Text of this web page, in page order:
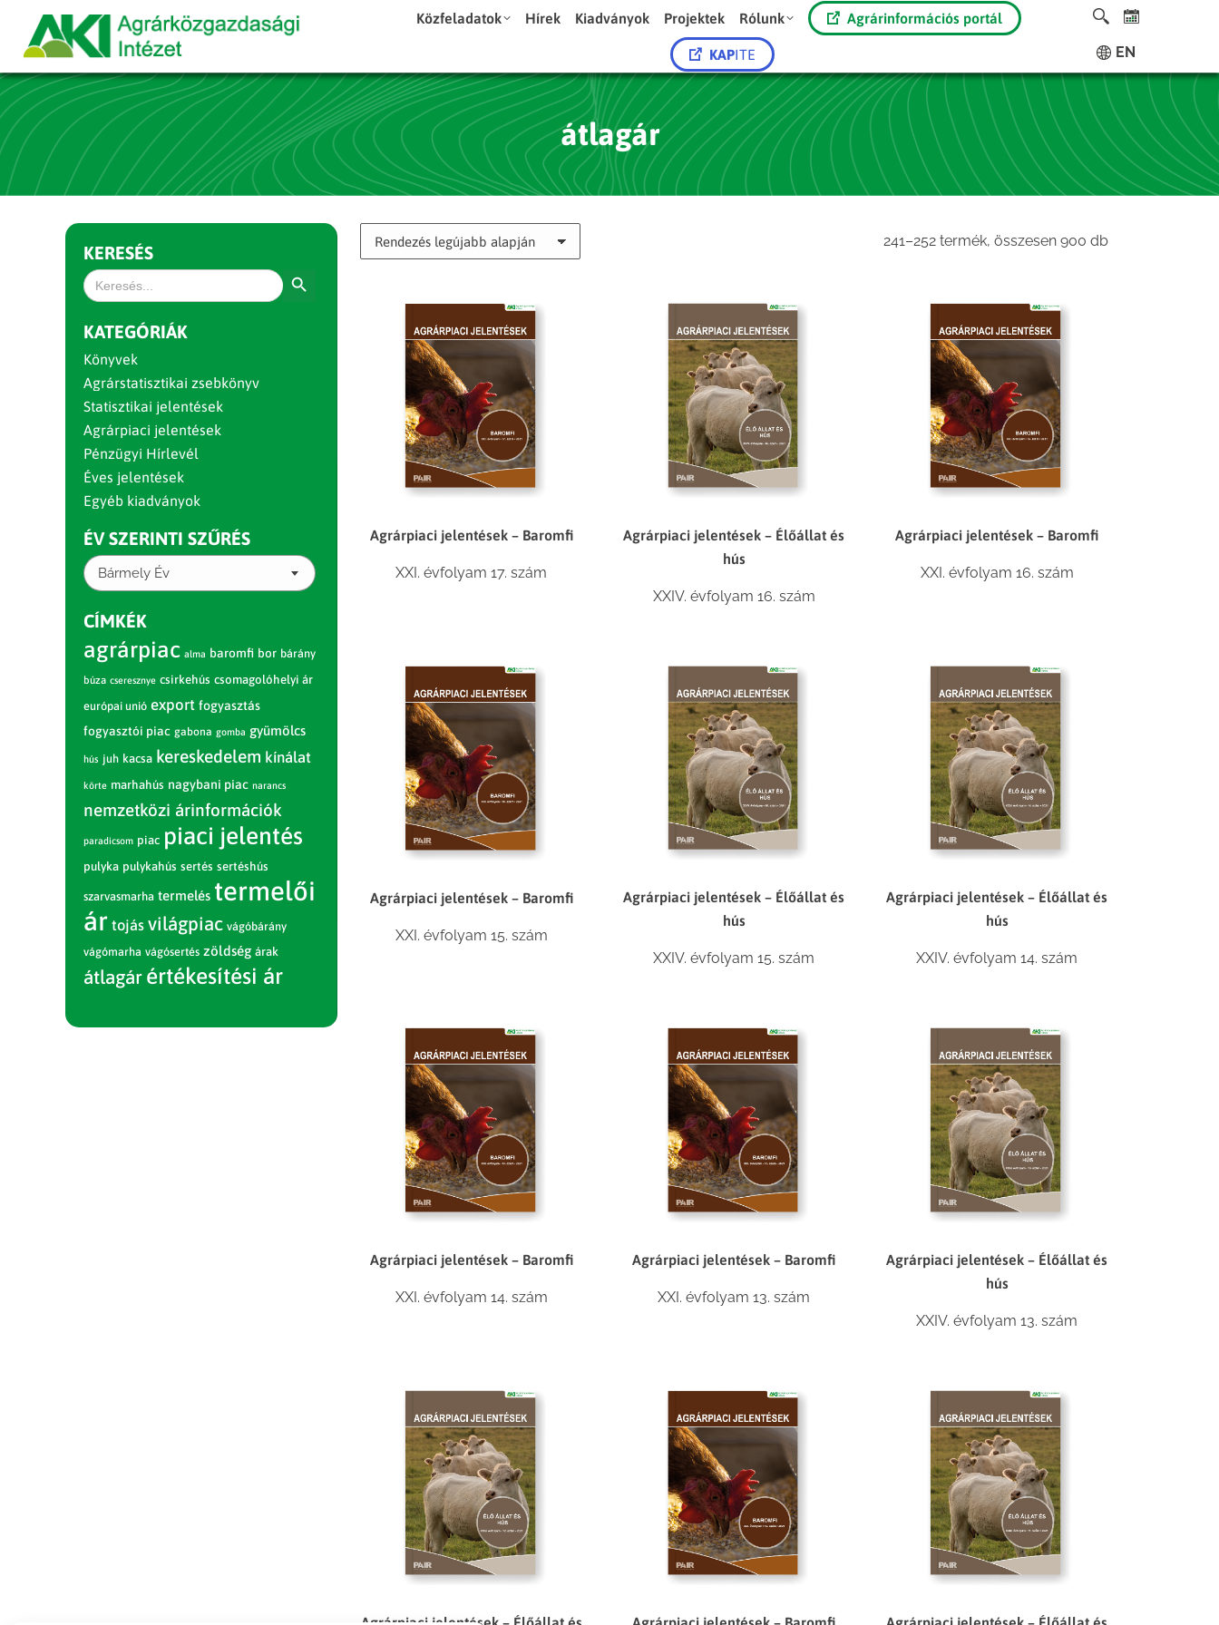
Közfeladatok Hírek Kiadványok Projektek Rólunk Agrárinformációs portál
KAPITE EN
átlagár
241–252 termék, összesen 900 dbSorted
Agrárpiaci jelentések – Baromfi
XXI. évfolyam 17. szám
Agrárpiaci jelentések – Élőállat és
hús
XXIV. évfolyam 16. szám
Agrárpiaci jelentések – Baromfi
XXI. évfolyam 16. szám
Agrárpiaci jelentések – Baromfi
XXI. évfolyam 15. szám
Agrárpiaci jelentések – Élőállat és
hús
XXIV. évfolyam 15. szám
Agrárpiaci jelentések – Élőállat és
hús
XXIV. évfolyam 14. szám
Agrárpiaci jelentések – Baromfi
XXI. évfolyam 14. szám
Agrárpiaci jelentések – Baromfi
XXI. évfolyam 13. szám
Agrárpiaci jelentések – Élőállat és
hús
XXIV. évfolyam 13. szám
KERESÉS
Search
for:
KATEGÓRIÁK
Könyvek
Agrárstatisztikai zsebkönyv
Statisztikai jelentések
Agrárpiaci jelentések
Pénzügyi Hírlevél
Éves jelentések
Egyéb kiadványok
ÉV SZERINTI SZŰRÉS
Bármely Év
CÍMKÉK
agrárpiac alma baromfi bor bárány
búza cseresznye csirkehús csomagolóhelyi ár
európai unió export fogyasztás
fogyasztói piac gabona gomba gyümölcs
hús juh kacsa kereskedelem kínálat
körte marhahús nagybani piac narancs
nemzetközi árinformációk
paradicsom piac piaci jelentés
pulyka pulykahús sertés sertéshús
szarvasmarha termelés termelői
ár tojás világpiac vágóbárány
vágómarha vágósertés zöldség árak
átlagár értékesítési ár